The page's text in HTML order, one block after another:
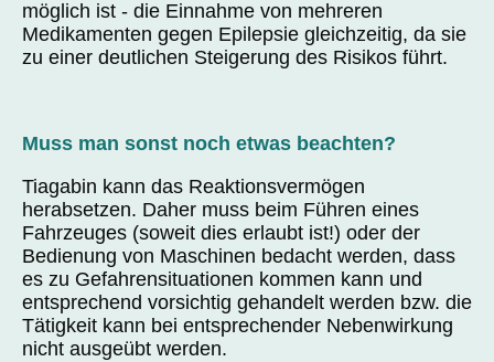
möglich ist - die Einnahme von mehreren
Medikamenten gegen Epilepsie gleichzeitig, da sie
zu einer deutlichen Steigerung des Risikos führt.
Muss man sonst noch etwas beachten?
Tiagabin kann das Reaktionsvermögen
herabsetzen. Daher muss beim Führen eines
Fahrzeuges (soweit dies erlaubt ist!) oder der
Bedienung von Maschinen bedacht werden, dass
es zu Gefahrensituationen kommen kann und
entsprechend vorsichtig gehandelt werden bzw. die
Tätigkeit kann bei entsprechender Nebenwirkung
nicht ausgeübt werden.